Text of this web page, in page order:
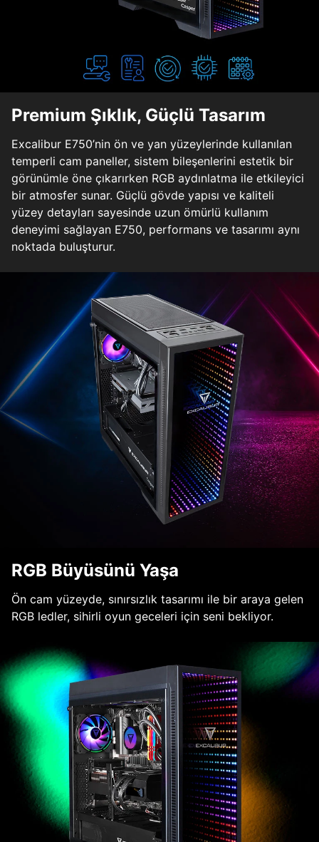
Premium Şıklık, Güçlü Tasarım
Excalibur E750’nin ön ve yan yüzeylerinde kullanılan
temperli cam paneller, sistem bileşenlerini estetik bir
görünümle öne çıkarırken RGB aydınlatma ile etkileyici
bir atmosfer sunar. Güçlü gövde yapısı ve kaliteli
yüzey detayları sayesinde uzun ömürlü kullanım
deneyimi sağlayan E750, performans ve tasarımı aynı
noktada buluşturur.
RGB Büyüsünü Yaşa
Ön cam yüzeyde, sınırsızlık tasarımı ile bir araya gelen
RGB ledler, sihirli oyun geceleri için seni bekliyor.